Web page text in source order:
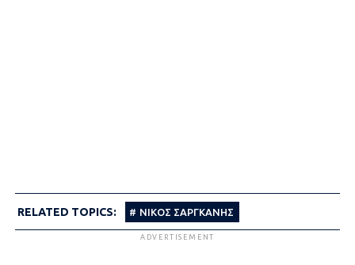
RELATED TOPICS: ΝΙΚΟΣ ΣΑΡΓΚΑΝΗΣ
ADVERTISEMENT